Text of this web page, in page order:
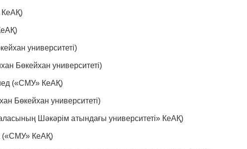
КеАҚ)
университеті)
Бөкейхан университеті)
(«СМУ» КеАҚ)
Бөкейхан университеті)
Шәкәрім атындағы университеті» КеАҚ)
(«СМУ» КеАҚ)